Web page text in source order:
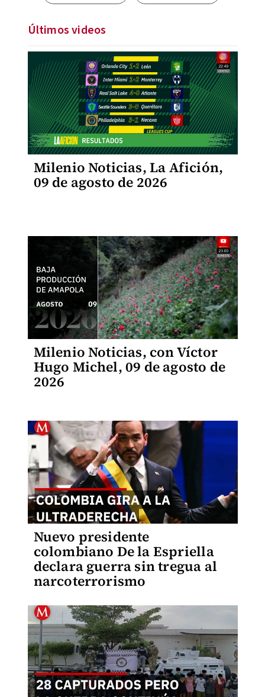
Últimos videos
Milenio Noticias, La Afición,
09 de agosto de 2026
Milenio Noticias, con Víctor
Hugo Michel, 09 de agosto de
2026
Nuevo presidente
colombiano De la Espriella
declara guerra sin tregua al
narcoterrorismo